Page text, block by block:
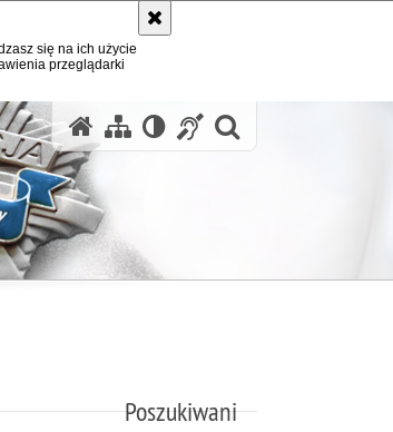
się na ich użycie
przeglądarki
Poszukiwani